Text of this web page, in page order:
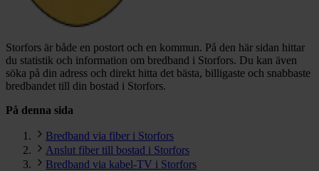
Storfors är både en postort och en kommun. På den här sidan hittar
du statistik och information om bredband i Storfors. Du kan även
söka på din adress och direkt hitta det bästa, billigaste och snabbaste
bredbandet till din bostad i Storfors.
På denna sida
Bredband via fiber i Storfors
Anslut fiber till bostad i Storfors
Bredband via kabel-TV i Storfors